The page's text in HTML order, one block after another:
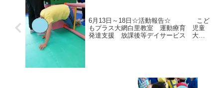
6月13日～18日☆活動報告☆ こど
もプラス大網白里教室 運動療育 児童
発達支援 放課後等デイサービス 大網